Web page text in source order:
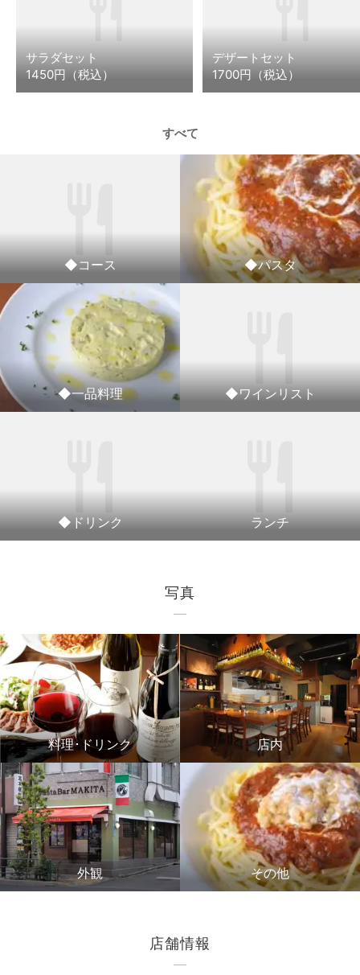
サラダセット
1450円（税込）
デザートセット
1700円（税込）
すべて
◆コース ◆パスタ
◆一品料理 ◆ワインリスト
◆ドリンク ランチ
写真
料理･ドリンク 店内
外観 その他
店舗情報